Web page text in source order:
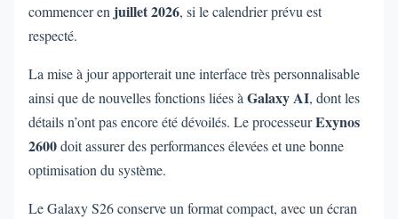
commencer en juillet 2026, si le calendrier prévu est
respecté.
La mise à jour apporterait une interface très personnalisable
ainsi que de nouvelles fonctions liées àGalaxy AI, dont les
détails n’ont pas encore été dévoilés. Le processeurExynos
2600doit assurer des performances élevées et une bonne
optimisation du système.
Le Galaxy S26 conserve un format compact, avec un écran